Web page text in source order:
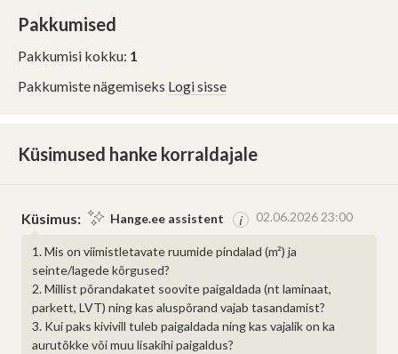
Pakkumised
Pakkumisi kokku: 1
Pakkumiste nägemiseks Logi sisse
Küsimused hanke korraldajale
Küsimus: Hange.ee assistent i 02.06.2026 23:00
1. Mis on viimistletavate ruumide pindalad (m²) ja
seinte/lagede kõrgused?
2. Millist põrandakatet soovite paigaldada (nt laminaat,
parkett, LVT) ning kas aluspõrand vajab tasandamist?
3. Kui paks kivivill tuleb paigaldada ning kas vajalik on ka
aurutõkke või muu lisakihi paigaldus?